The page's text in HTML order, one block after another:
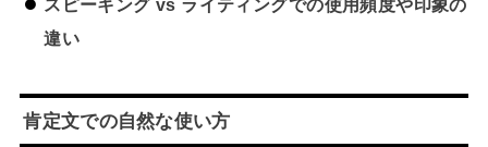
スピーキング vs ライティングでの使用頻度や印象の
違い
肯定文での自然な使い方